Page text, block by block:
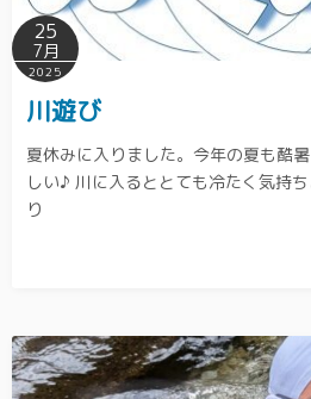
25
7月
2025
川遊び
夏休みに入りました。今年の夏も酷
しい♪ 川に入るととても冷たく気持
り